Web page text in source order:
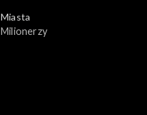
Miasta
Milionerzy